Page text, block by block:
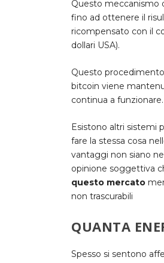
Questo meccanismo
fino ad ottenere il
ricompensato con il
dollari USA).
Questo
bitcoin viene
continua a funzionare.
Esistono altri sistemi
fare la stessa cosa
vantaggi non siano
opinione soggettiva
questo mercato
non trascurabili
QUANTA
Spesso si sentono